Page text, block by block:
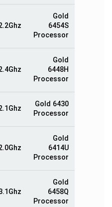
Gold
6454S
Processor
Gold
6448H
Processor
Gold 6430
Processor
Gold
6414U
Processor
Gold
6458Q
Processor